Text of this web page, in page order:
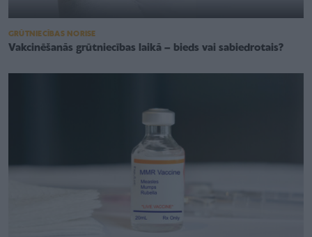
GRŪTNIECĪBAS NORISE
Vakcinēšanās grūtniecības laikā – bieds vai sabiedrotais?